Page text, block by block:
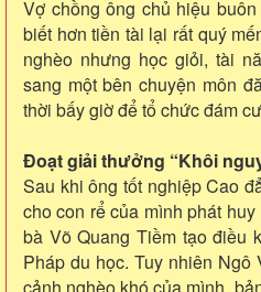
Vợ chồng ông chủ hiệu
biết hơn tiền tài lại rất quý
nghèo nhưng học giỏi, tài
sang một bên chuyện môn
thời bấy giờ để tổ chức đám
Đoạt giải thưởng “Khôi
Sau khi ông tốt nghiệp Cao
cho con rể của mình phát
bà Võ Quang Tiềm tạo điều
Pháp du học. Tuy nhiên
cảnh nghèo khó của mình,